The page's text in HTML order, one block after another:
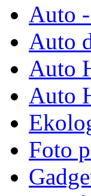
Auto
Auto
Auto
Auto
Foto